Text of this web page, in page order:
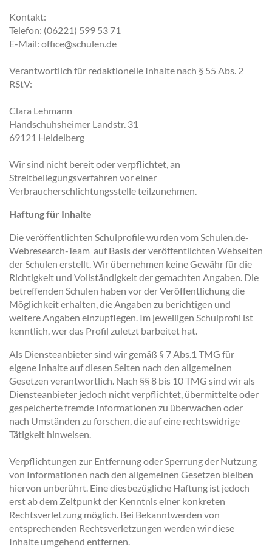
Kontakt:
Telefon: (06221) 599 53 71
E-Mail: office@schulen.de
Verantwortlich für redaktionelle Inhalte nach § 55 Abs. 2
RStV:
Clara Lehmann
Handschuhsheimer Landstr. 31
69121 Heidelberg
Wir sind nicht bereit oder verpflichtet, an
Streitbeilegungsverfahren vor einer
Verbraucherschlichtungsstelle teilzunehmen.
Haftung für Inhalte
Die veröffentlichten Schulprofile wurden vom Schulen.de-
Webresearch-Team auf Basis der veröffentlichten Webseiten
der Schulen erstellt. Wir übernehmen keine Gewähr für die
Richtigkeit und Vollständigkeit der gemachten Angaben. Die
betreffenden Schulen haben vor der Veröffentlichung die
Möglichkeit erhalten, die Angaben zu berichtigen und
weitere Angaben einzupflegen. Im jeweiligen Schulprofil ist
kenntlich, wer das Profil zuletzt barbeitet hat.
Als Diensteanbieter sind wir gemäß § 7 Abs.1 TMG für
eigene Inhalte auf diesen Seiten nach den allgemeinen
Gesetzen verantwortlich. Nach §§ 8 bis 10 TMG sind wir als
Diensteanbieter jedoch nicht verpflichtet, übermittelte oder
gespeicherte fremde Informationen zu überwachen oder
nach Umständen zu forschen, die auf eine rechtswidrige
Tätigkeit hinweisen.
Verpflichtungen zur Entfernung oder Sperrung der Nutzung
von Informationen nach den allgemeinen Gesetzen bleiben
hiervon unberührt. Eine diesbezügliche Haftung ist jedoch
erst ab dem Zeitpunkt der Kenntnis einer konkreten
Rechtsverletzung möglich. Bei Bekanntwerden von
entsprechenden Rechtsverletzungen werden wir diese
Inhalte umgehend entfernen.